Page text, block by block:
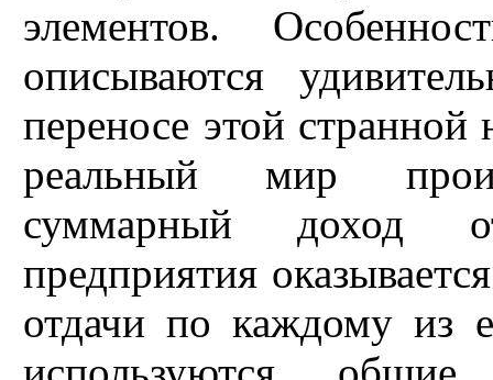
элементов.
описываются
переносе этой странной
реальный мир
суммарный доход
предприятия
отдачи по каждому из